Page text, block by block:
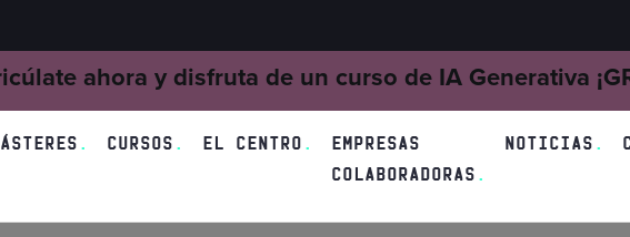
ahora y disfruta de un curso de IA Generativa
CURSOS EL CENTRO
EMPRESAS
COLABORADORAS
NOTICIAS